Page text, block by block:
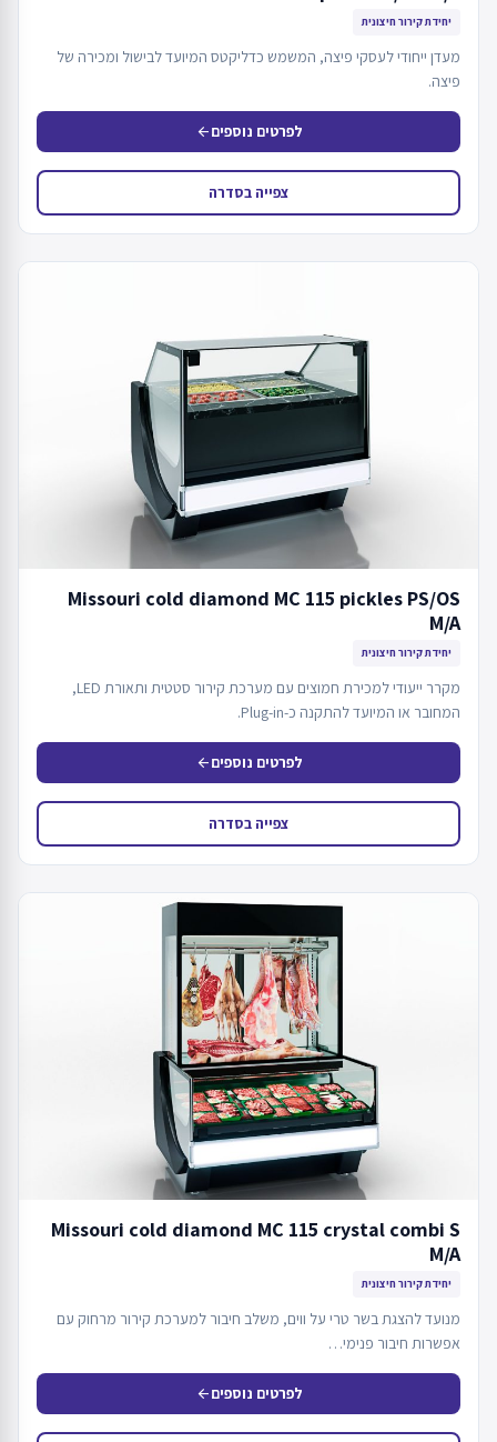
יחידת קירור חיצונית
מעדן ייחודי לעסקי פיצה, המשמש כדליקטס המיועד לבישול ומכירה של
פיצה.
לפרטים נוספיםarrow_back
צפייה בסדרה
Missouri cold diamond MC 115 pickles PS/OS
M/A
יחידת קירור חיצונית
מקרר ייעודי למכירת חמוצים עם מערכת קירור סטטית ותאורת LED,
המחובר או המיועד להתקנה כ-Plug-in.
לפרטים נוספיםarrow_back
צפייה בסדרה
Missouri cold diamond MC 115 crystal combi S
M/A
יחידת קירור חיצונית
מנועד להצגת בשר טרי על ווים, משלב חיבור למערכת קירור מרחוק עם
אפשרות חיבור פנימי…
לפרטים נוספיםarrow_back